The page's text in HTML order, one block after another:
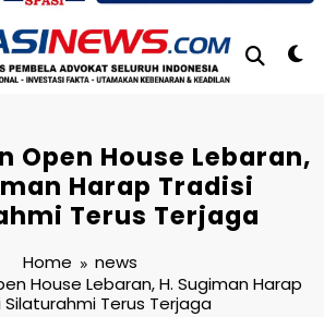
Open House Lebaran,
Harap Tradisi
Terus Terjaga
Home
news
House Lebaran, H. Sugiman Harap
Silaturahmi Terus Terjaga